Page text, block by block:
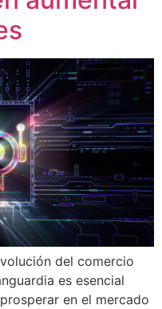
del comercio
es esencial
en el mercado